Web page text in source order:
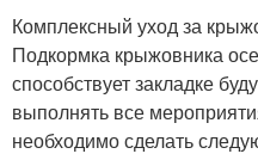
Комплексный уход за
Подкормка крыжовника
способствует закладке
выполнять все
необходимо сделать